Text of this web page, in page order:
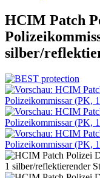
HCIM Patch
silber/